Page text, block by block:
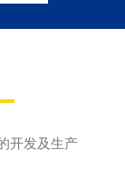
开发及生产